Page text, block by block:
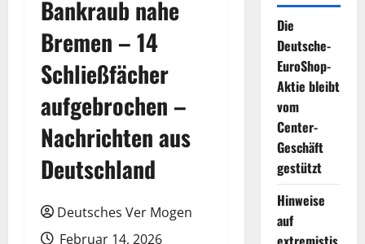
Bankraub nahe
Bremen – 14
Schließfächer
aufgebrochen –
Nachrichten aus
Deutschland
Deutsches Ver Mogen
Februar 14, 2026
Die
Deutsche-
EuroShop-
Aktie bleibt
vom
Center-
Geschäft
gestützt
Hinweise
auf